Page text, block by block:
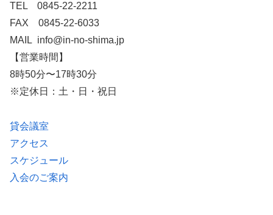
TEL 0845-22-2211
FAX 0845-22-6033
MAIL info@in-no-shima.jp
【営業時間】
8時50分〜17時30分
※定休日：土・日・祝日
貸会議室
アクセス
スケジュール
入会のご案内